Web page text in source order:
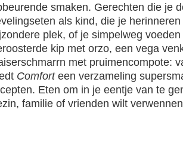
smaken. Gerechten die je
als kind, die je
plek, of je simpelweg
kip met orzo, een vega
met pruimencompote:
Comfort een verzameling
Eten om in je eentje van te
familie of vrienden wilt